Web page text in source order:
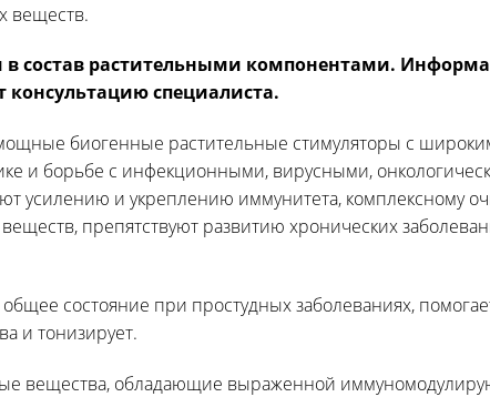
веществ.
состав растительными компонентами.
консультацию специалиста.
биогенные растительные стимуляторы с
и борьбе с инфекционными, вирусными,
усилению и укреплению иммунитета, комплексному
препятствуют развитию хронических
состояние при простудных заболеваниях,
и тонизирует.
вещества, обладающие выраженной